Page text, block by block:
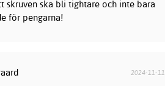
skruven ska bli tightare och inte bara
för pengarna!
2024-11-11